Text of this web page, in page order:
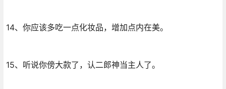
14、你应该多吃一点化妆品，增加点内在美。
15、听说你傍大款了，认二郎神当主人了。